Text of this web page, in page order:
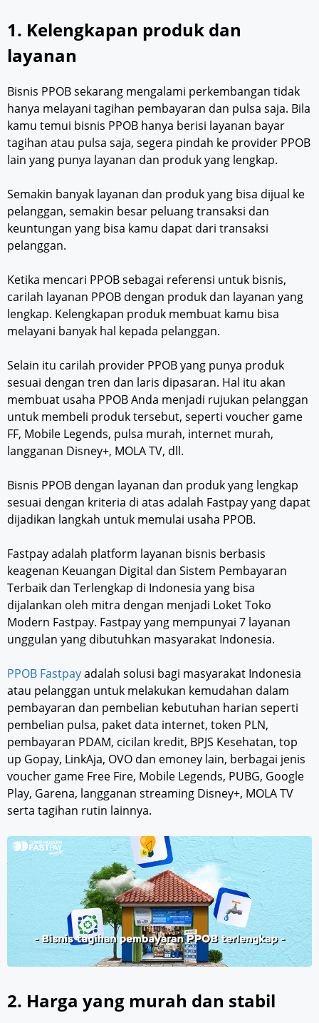
1. Kelengkapan produk dan
layanan
Bisnis PPOB sekarang mengalami perkembangan tidak
hanya melayani tagihan pembayaran dan pulsa saja. Bila
kamu temui bisnis PPOB hanya berisi layanan bayar
tagihan atau pulsa saja, segera pindah ke provider PPOB
lain yang punya layanan dan produk yang lengkap.
Semakin banyak layanan dan produk yang bisa dijual ke
pelanggan, semakin besar peluang transaksi dan
keuntungan yang bisa kamu dapat dari transaksi
pelanggan.
Ketika mencari PPOB sebagai referensi untuk bisnis,
carilah layanan PPOB dengan produk dan layanan yang
lengkap. Kelengkapan produk membuat kamu bisa
melayani banyak hal kepada pelanggan.
Selain itu carilah provider PPOB yang punya produk
sesuai dengan tren dan laris dipasaran. Hal itu akan
membuat usaha PPOB Anda menjadi rujukan pelanggan
untuk membeli produk tersebut, seperti voucher game
FF, Mobile Legends, pulsa murah, internet murah,
langganan Disney+, MOLA TV, dll.
Bisnis PPOB dengan layanan dan produk yang lengkap
sesuai dengan kriteria di atas adalah Fastpay yang dapat
dijadikan langkah untuk memulai usaha PPOB.
Fastpay adalah platform layanan bisnis berbasis
keagenan Keuangan Digital dan Sistem Pembayaran
Terbaik dan Terlengkap di Indonesia yang bisa
dijalankan oleh mitra dengan menjadi Loket Toko
Modern Fastpay. Fastpay yang mempunyai 7 layanan
unggulan yang dibutuhkan masyarakat Indonesia.
PPOB Fastpayadalah solusi bagi masyarakat Indonesia
atau pelanggan untuk melakukan kemudahan dalam
pembayaran dan pembelian kebutuhan harian seperti
pembelian pulsa, paket data internet, token PLN,
pembayaran PDAM, cicilan kredit, BPJS Kesehatan, top
up Gopay, LinkAja, OVO dan emoney lain, berbagai jenis
voucher game Free Fire, Mobile Legends, PUBG, Google
Play, Garena, langganan streaming Disney+, MOLA TV
serta tagihan rutin lainnya.
2. Harga yang murah dan stabil